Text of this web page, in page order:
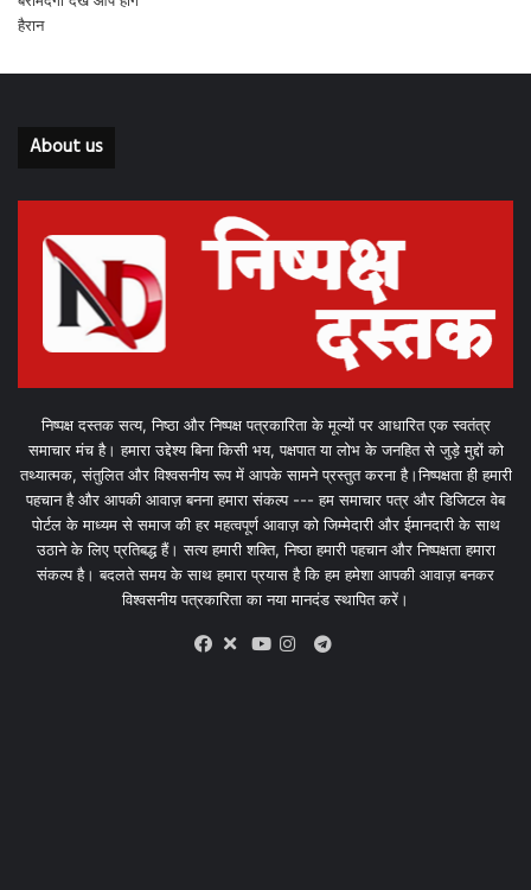
About us
निष्पक्ष दस्तक सत्य, निष्ठा और निष्पक्ष पत्रकारिता के मूल्यों पर आधारित एक स्वतंत्र
समाचार मंच है। हमारा उद्देश्य बिना किसी भय, पक्षपात या लोभ के जनहित से जुड़े मुद्दों को
तथ्यात्मक, संतुलित और विश्वसनीय रूप में आपके सामने प्रस्तुत करना है।निष्पक्षता ही हमारी
पहचान है और आपकी आवाज़ बनना हमारा संकल्प --- हम समाचार पत्र और डिजिटल वेब
पोर्टल के माध्यम से समाज की हर महत्वपूर्ण आवाज़ को जिम्मेदारी और ईमानदारी के साथ
उठाने के लिए प्रतिबद्ध हैं। सत्य हमारी शक्ति, निष्ठा हमारी पहचान और निष्पक्षता हमारा
संकल्प है। बदलते समय के साथ हमारा प्रयास है कि हम हमेशा आपकी आवाज़ बनकर
विश्वसनीय पत्रकारिता का नया मानदंड स्थापित करें।
X
Telegram